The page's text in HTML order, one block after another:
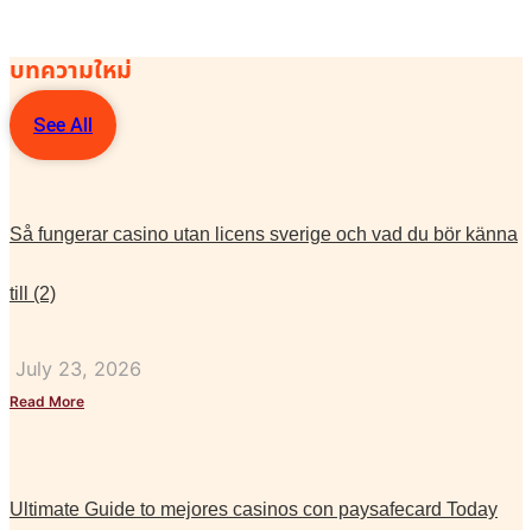
บทความใหม่
See All
Så fungerar casino utan licens sverige och vad du bör känna
till (2)
July 23, 2026
Read More
Ultimate Guide to mejores casinos con paysafecard Today